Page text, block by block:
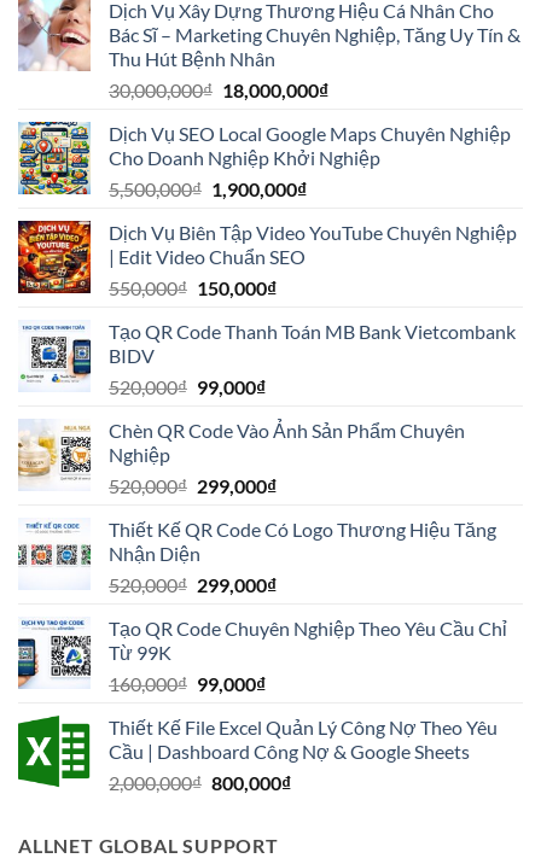
là:
15,000,000₫.
tại
là:
Dịch Vụ Xây Dựng Thương Hiệu Cá Nhân Cho
Bác Sĩ – Marketing Chuyên Nghiệp, Tăng Uy Tín &
Thu Hút Bệnh Nhân
30,000,000₫ Giá
là:
30,000,000₫.
18,000,000₫Giá
tại
là:
Dịch Vụ SEO Local Google Maps Chuyên Nghiệp
Cho Doanh Nghiệp Khởi Nghiệp
5,500,000₫ Giá
là:
5,500,000₫.
1,900,000₫Giá
tại
Dịch Vụ Biên Tập Video YouTube Chuyên Nghiệp
| Edit Video Chuẩn SEO
550,000₫ Giá
là:
150,000₫Giá
tại
Tạo QR Code Thanh Toán MB Bank Vietcombank
BIDV
520,000₫ Giá
là:
99,000₫Giá
tại
99,000₫.
Chèn QR Code Vào Ảnh Sản Phẩm Chuyên
Nghiệp
520,000₫ Giá
là:
520,000₫.
299,000₫Giá
tại
299,000₫.
Thiết Kế QR Code Có Logo Thương Hiệu Tăng
Nhận Diện
520,000₫ Giá
là:
299,000₫Giá
tại
Tạo QR Code Chuyên Nghiệp Theo Yêu Cầu Chỉ
Từ 99K
160,000₫ Giá
là:
160,000₫.
99,000₫Giá
tại
là:
99,000₫.
Thiết Kế File Excel Quản Lý Công Nợ Theo Yêu
Cầu | Dashboard Công Nợ & Google Sheets
2,000,000₫ Giá
2,000,000₫.
800,000₫Giá
ALLNET GLOBAL SUPPORT